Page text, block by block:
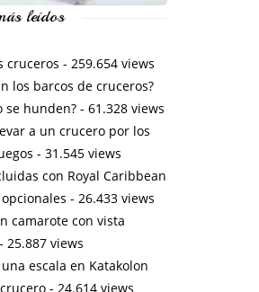
leídos
cruceros - 259.654 views
los barcos de cruceros?
se hunden?- 61.328 views
a un crucero por los
- 31.545 views
con Royal Caribbean
- 26.433 views
camarote con vista
25.887 views
escala en Katakolon
- 24.614 views